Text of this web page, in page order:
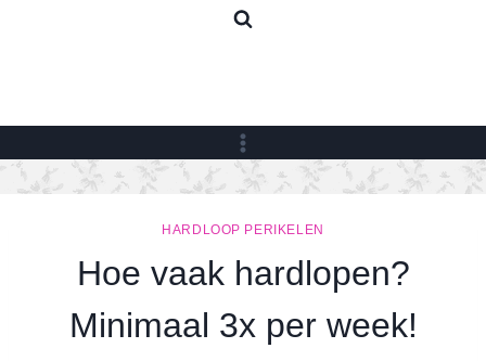
HARDLOOP PERIKELEN
Hoe vaak hardlopen?
Minimaal 3x per week!